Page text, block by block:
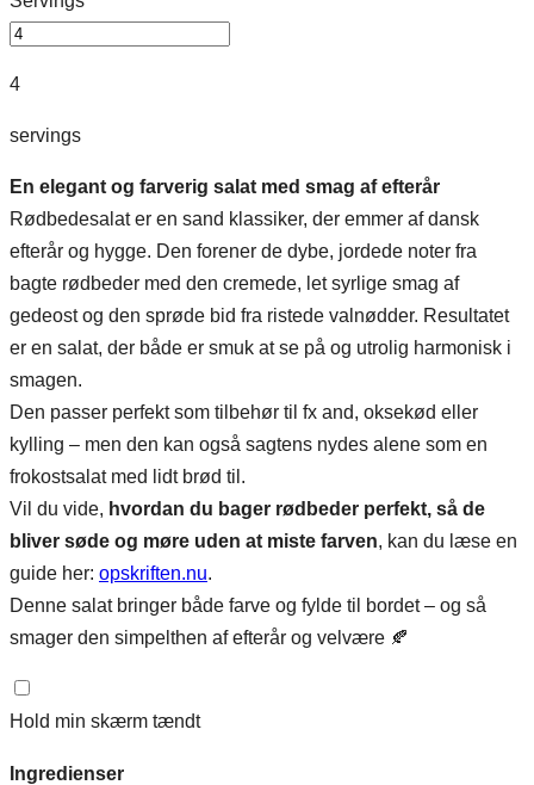
4
servings
En elegant og farverig salat med smag af efterår
Rødbedesalat er en sand klassiker, der emmer af dansk
efterår og hygge. Den forener de dybe, jordede noter fra
bagte rødbeder med den cremede, let syrlige smag af
gedeost og den sprøde bid fra ristede valnødder. Resultatet
er en salat, der både er smuk at se på og utrolig harmonisk i
smagen.
Den passer perfekt som tilbehør til fx and, oksekød eller
kylling – men den kan også sagtens nydes alene som en
frokostsalat med lidt brød til.
Vil du vide, hvordan du bager rødbeder perfekt, så de
bliver søde og møre uden at miste farven, kan du læse en
guide her: opskriften.nu.
Denne salat bringer både farve og fylde til bordet – og så
smager den simpelthen af efterår og velvære 🍂
Hold min skærm tændt
Ingredienser